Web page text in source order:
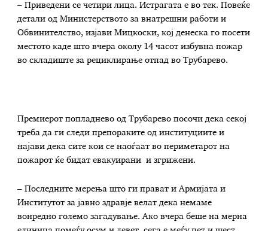
– Приведени се четири лица. Истрагата е во тек. Повеќе
детали од Министерството за внатрешни работи и
Обвинителство, изјави Мицкоски, кој денеска го посети
местото каде што вчера околу 14 часот избувна пожар
во складиште за рециклирање отпад во Трубарево.
Премиерот попладнево од Трубарево посочи дека секој
треба да ги следи препораките од институциите и
најави дека сите кои се наоѓаат во периметарот на
пожарот ќе бидат евакуирани и згрижени.
– Последните мерења што ги прават и Армијата и
Институтот за јавно здравје велат дека немаме
вонредно големо загадување. Ако вчера беше на мерна